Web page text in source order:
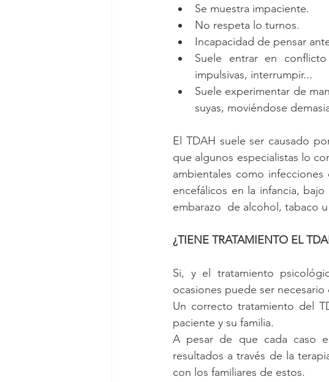
Se muestra impaciente.
No respeta lo turnos.
Incapacidad de pensar
Suele entrar en
impulsivas, interrumpir...
Suele experimentar de
suyas, moviéndose
El TDAH suele ser causado
que algunos especialistas lo
ambientales como
encefálicos en la infancia,
embarazo  de alcohol, tabaco
¿TIENE TRATAMIENTO EL
Si, y el tratamiento
ocasiones puede ser
Un correcto tratamiento del
paciente y su familia.
A pesar de que cada caso
resultados a través de la
con los familiares de estos.